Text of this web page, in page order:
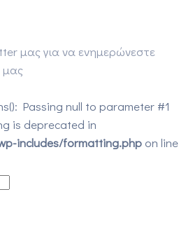
μας για να ενημερώνεστε
μας
Passing null to parameter #1
is deprecated in
includes/formatting.php on line